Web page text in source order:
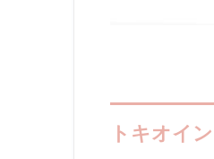
トキオイ